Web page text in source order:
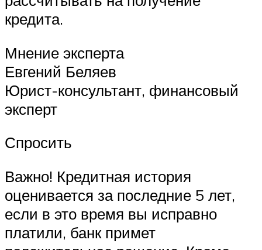
кредита.
Мнение эксперта
Евгений Беляев
Юрист-консультант, финансовый
эксперт
Спросить
Важно! Кредитная история
оценивается за последние 5 лет,
если в это время вы исправно
платили, банк примет